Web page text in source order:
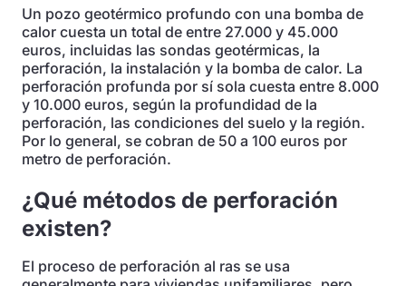
Un pozo geotérmico profundo con una bomba de
calor cuesta un total de entre 27.000 y 45.000
euros, incluidas las sondas geotérmicas, la
perforación, la instalación y la bomba de calor. La
perforación profunda por sí sola cuesta entre 8.000
y 10.000 euros, según la profundidad de la
perforación, las condiciones del suelo y la región.
Por lo general, se cobran de 50 a 100 euros por
metro de perforación.
¿Qué métodos de perforación
existen?
El proceso de perforación al ras se usa